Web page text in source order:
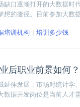
缺口逐渐打开的大数据时
想的捷径。目前参加大数
培训机构 培训多少钱
后职业前景如何？
延伸发展，市场对统计学
数据开发岗位是当前人才